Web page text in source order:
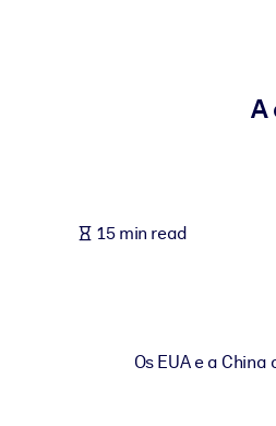
reliable, structured knowledge to
A
15 min read
Os EUA e a